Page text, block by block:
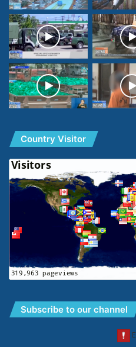
Country Visitor
Subscribe to our channel